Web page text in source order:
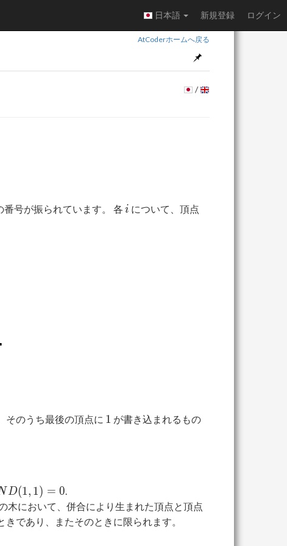
日本語 新規登録 ログイン
AtCoderホームへ戻る
/
番号が振られています。 各i
i について、頂点
そのうち最後の頂点に 1
1 が書き込まれるもの
D(1, 1) = 0.
木において、併合により生まれた頂点と頂点
きであり、またそのときに限られます。